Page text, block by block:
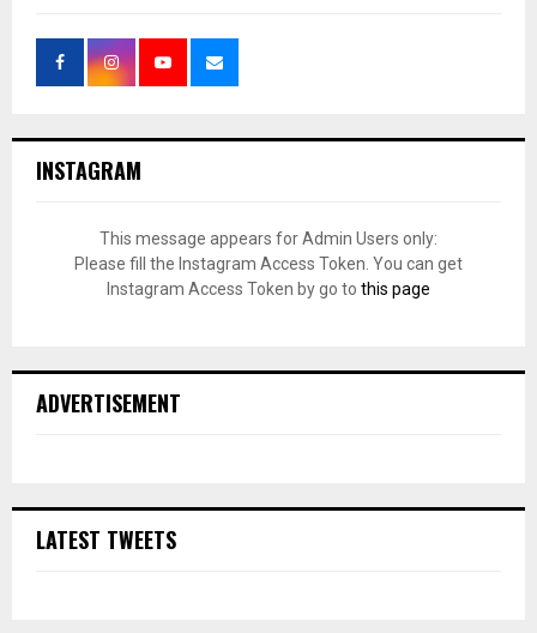
INSTAGRAM
This message appears for Admin Users only:
Please fill the Instagram Access Token. You can get
Instagram Access Token by go to this page
ADVERTISEMENT
LATEST TWEETS